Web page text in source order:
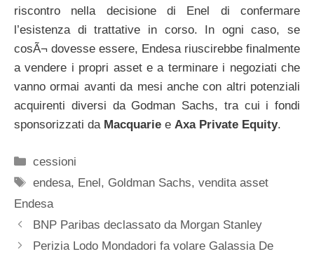
riscontro nella decisione di Enel di confermare
l’esistenza di trattative in corso. In ogni caso, se
cosÃ¬ dovesse essere, Endesa riuscirebbe finalmente
a vendere i propri asset e a terminare i negoziati che
vanno ormai avanti da mesi anche con altri potenziali
acquirenti diversi da Godman Sachs, tra cui i fondi
sponsorizzati da Macquarie e Axa Private Equity.
Categorie
cessioni
Tag
endesa, Enel , Goldman Sachs,vendita asset
Endesa
BNP Paribas declassato da Morgan Stanley
Perizia Lodo Mondadori fa volare Galassia De